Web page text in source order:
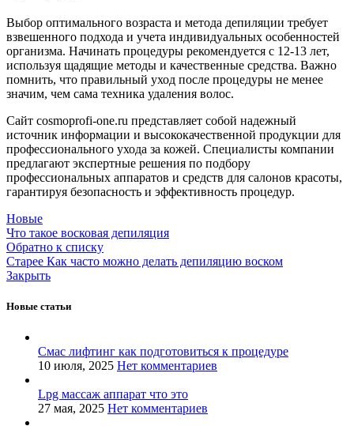
Выбор оптимального возраста и метода депиляции требует
взвешенного подхода и учета индивидуальных особенностей
организма. Начинать процедуры рекомендуется с 12-13 лет,
используя щадящие методы и качественные средства. Важно
помнить, что правильный уход после процедуры не менее
значим, чем сама техника удаления волос.
Сайт cosmoprofi-one.ru представляет собой надежный
источник информации и высококачественной продукции для
профессионального ухода за кожей. Специалисты компании
предлагают экспертные решения по подбору
профессиональных аппаратов и средств для салонов красоты,
гарантируя безопасность и эффективность процедур.
Новые
Что такое восковая депиляция
Обратно к списку
Старее Как часто можно делать депиляцию воском
Закрыть
Новые статьи
Смас лифтинг как подготовиться к процедуре
10 июля, 2025 Нет комментариев
Lpg массаж аппарат что это
27 мая, 2025 Нет комментариев